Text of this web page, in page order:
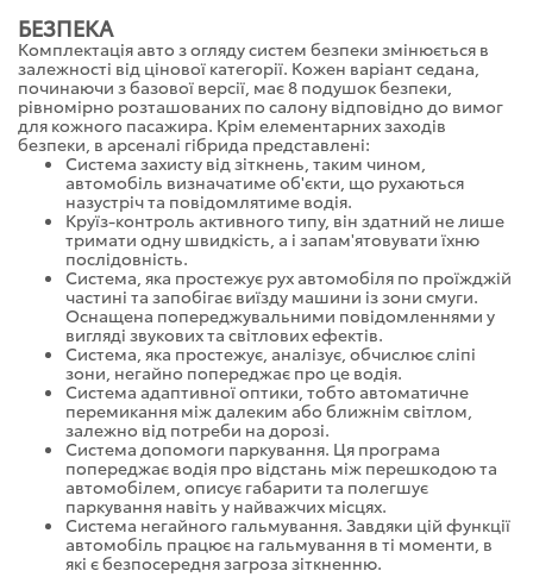
БЕЗПЕКА
Комплектація авто з огляду систем безпеки змінюється в
залежності від цінової категорії. Кожен варіант седана,
починаючи з базової версії, має 8 подушок безпеки,
рівномірно розташованих по салону відповідно до вимог
для кожного пасажира. Крім елементарних заходів
безпеки, в арсеналі гібрида представлені:
Система захисту від зіткнень, таким чином,
автомобіль визначатиме об'єкти, що рухаються
назустріч та повідомлятиме водія.
Круїз-контроль активного типу, він здатний не лише
тримати одну швидкість, а і запам'ятовувати їхню
послідовність.
Система, яка простежує рух автомобіля по проїжджій
частині та запобігає виїзду машини із зони смуги.
Оснащена попереджувальними повідомленнями у
вигляді звукових та світлових ефектів.
Система, яка простежує, аналізує, обчислює сліпі
зони, негайно попереджає про це водія.
Система адаптивної оптики, тобто автоматичне
перемикання між далеким або ближнім світлом,
залежно від потреби на дорозі.
Система допомоги паркування. Ця програма
попереджає водія про відстань між перешкодою та
автомобілем, описує габарити та полегшує
паркування навіть у найважчих місцях.
Система негайного гальмування. Завдяки цій функції
автомобіль працює на гальмування в ті моменти, в
які є безпосередня загроза зіткненню.